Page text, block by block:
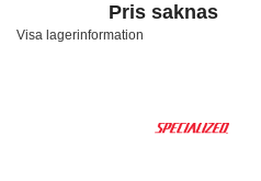
Pris saknas
Visa lagerinformation